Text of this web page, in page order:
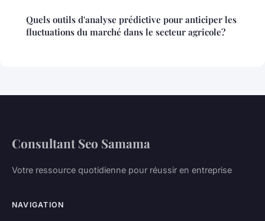
Quels outils d'analyse prédictive pour anticiper les
fluctuations du marché dans le secteur agricole?
Consultant Seo Samama
Votre ressource quotidienne pour réussir en entreprise
NAVIGATION